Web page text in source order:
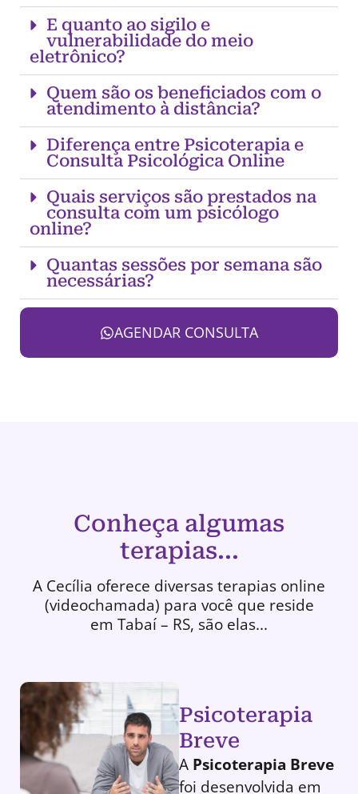
E quanto ao sigilo e
vulnerabilidade do meio
eletrônico?
Quem são os beneficiados com o
atendimento à distância?
Diferença entre Psicoterapia e
Consulta Psicológica Online
Quais serviços são prestados na
consulta com um psicólogo
online?
Quantas sessões por semana são
necessárias?
AGENDAR CONSULTA
Conheça algumas
terapias...
A Cecília oferece diversas terapias online
(videochamada) para você que reside
em Tabaí – RS, são elas...
Psicoterapia
Breve
A Psicoterapia Breve
foi desenvolvida em